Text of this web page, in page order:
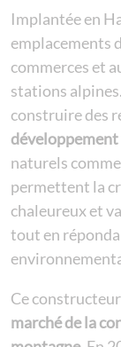
Implantée en
emplacements
commerces et
stations
construire des
naturels
permettent la
chaleureux et
tout en
Ce
marché de la